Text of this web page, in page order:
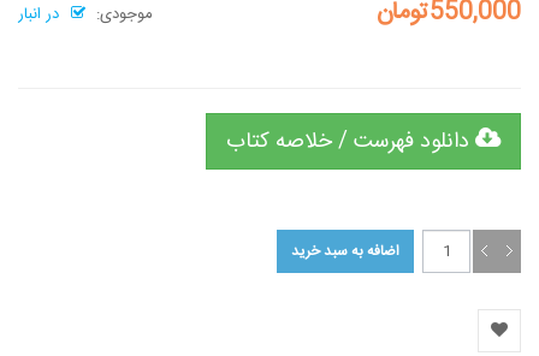
موجودی:
در انبار 550,000تومان
دانلود فهرست / خلاصه کتاب